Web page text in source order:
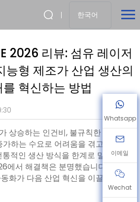
한국어
2026 리뷰: 섬유 레이저
능형 제조가 산업 생산의
를 혁신하는 방법
상승하는 인건비, 불규칙한 생산 품
하는 수요로 어려움을 겪고 있습니
적인 생산 방식을 한계로 밀어붙이
에서 해결책은 분명했습니다: 섬유 레
화가 다음 산업 혁신을 이끌고 있습
Whatsapp
이메일
Wechat